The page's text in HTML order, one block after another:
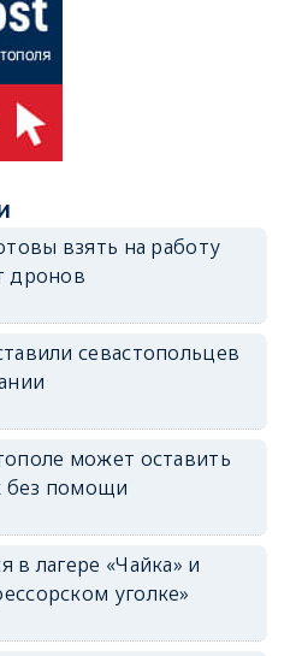
взять на работу
дронов
севастопольцев
может оставить
без помощи
лагере «Чайка» и
уголке»